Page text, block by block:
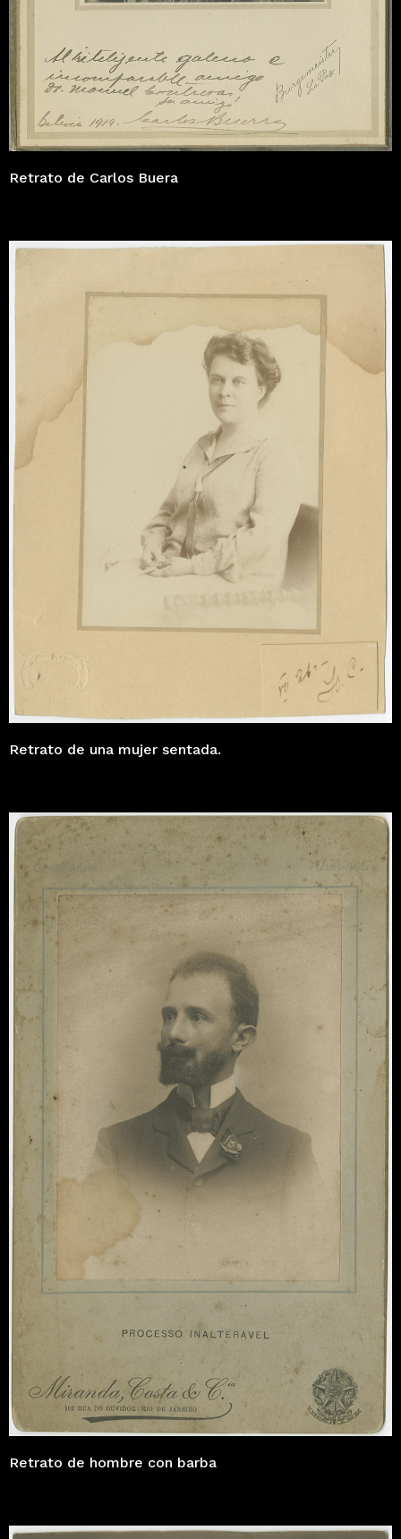
Retrato de Carlos Buera
Retrato de una mujer sentada.
Retrato de hombre con barba